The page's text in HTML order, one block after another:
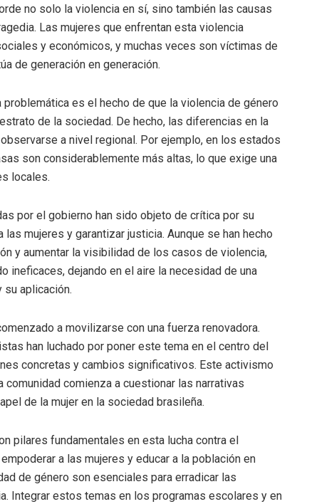
no solo la violencia en sí, sino también las causas
Las mujeres que enfrentan esta violencia
y económicos, y muchas veces son víctimas de
de generación en generación.
es el hecho de que la violencia de género
de la sociedad. De hecho, las diferencias en la
a nivel regional. Por ejemplo, en los estados
son considerablemente más altas, lo que exige una
locales.
por el gobierno han sido objeto de crítica por su
mujeres y garantizar justicia. Aunque se han hecho
y aumentar la visibilidad de los casos de violencia,
ineficaces, dejando en el aire la necesidad de una
aplicación.
a movilizarse con una fuerza renovadora.
han luchado por poner este tema en el centro del
concretas y cambios significativos. Este activismo
comunidad comienza a cuestionar las narrativas
de la mujer en la sociedad brasileña.
pilares fundamentales en esta lucha contra el
a las mujeres y educar a la población en
de género son esenciales para erradicar las
Integrar estos temas en los programas escolares y en